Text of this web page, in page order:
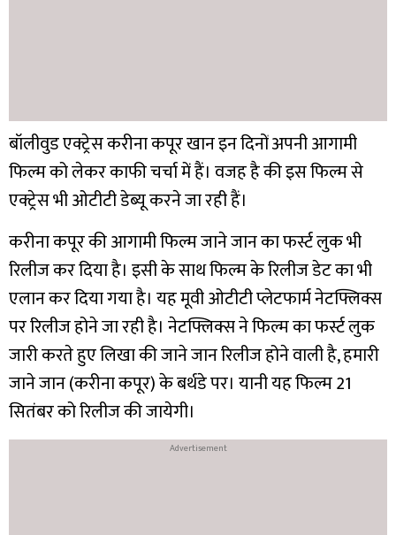
बॉलीवुड एक्ट्रेस करीना कपूर खान इन दिनों अपनी आगामी
फिल्म को लेकर काफी चर्चा में हैं। वजह है की इस फिल्म से
एक्ट्रेस भी ओटीटी डेब्यू करने जा रही हैं।
करीना कपूर की आगामी फिल्म जाने जान का फर्स्ट लुक भी
रिलीज कर दिया है। इसी के साथ फिल्म के रिलीज डेट का भी
एलान कर दिया गया है। यह मूवी ओटीटी प्लेटफार्म नेटफ्लिक्स
पर रिलीज होने जा रही है। नेटफ्लिक्स ने फिल्म का फर्स्ट लुक
जारी करते हुए लिखा की जाने जान रिलीज होने वाली है, हमारी
जाने जान (करीना कपूर) के बर्थडे पर। यानी यह फिल्म 21
सितंबर को रिलीज की जायेगी।